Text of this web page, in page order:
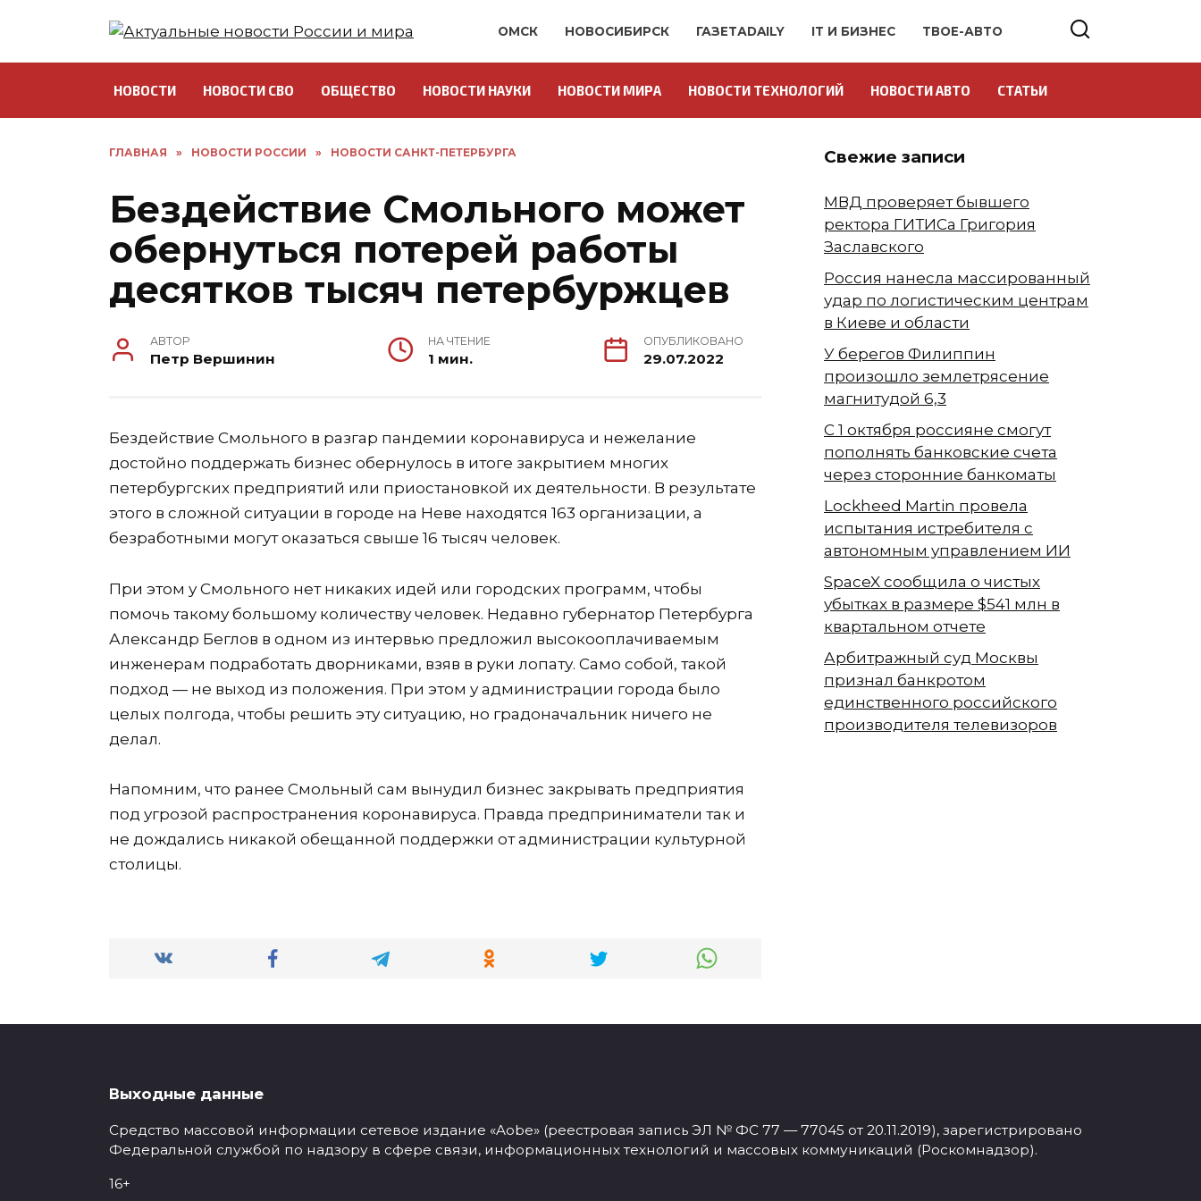
ОМСК НОВОСИБИРСК ГАЗЕТАDAILY IT И БИЗНЕС ТВОЕ-АВТО
НОВОСТИ НОВОСТИ СВО ОБЩЕСТВО НОВОСТИ НАУКИ НОВОСТИ МИРА НОВОСТИ ТЕХНОЛОГИЙ НОВОСТИ АВТО СТАТЬИ
ГЛАВНАЯ » НОВОСТИ РОССИИ » НОВОСТИ САНКТ-ПЕТЕРБУРГА
Бездействие Смольного может
обернуться потерей работы
десятков тысяч петербуржцев
АВТОР
Петр Вершинин
НА ЧТЕНИЕ
1 мин.
ОПУБЛИКОВАНО
29.07.2022
Бездействие Смольного в разгар пандемии коронавируса и нежелание
достойно поддержать бизнес обернулось в итоге закрытием многих
петербургских предприятий или приостановкой их деятельности. В результате
этого в сложной ситуации в городе на Неве находятся 163 организации, а
безработными могут оказаться свыше 16 тысяч человек.
При этом у Смольного нет никаких идей или городских программ, чтобы
помочь такому большому количеству человек. Недавно губернатор Петербурга
Александр Беглов в одном из интервью предложил высокооплачиваемым
инженерам подработать дворниками, взяв в руки лопату. Само собой, такой
подход — не выход из положения. При этом у администрации города было
целых полгода, чтобы решить эту ситуацию, но градоначальник ничего не
делал.
Напомним, что ранее Смольный сам вынудил бизнес закрывать предприятия
под угрозой распространения коронавируса. Правда предприниматели так и
не дождались никакой обещанной поддержки от администрации культурной
столицы.
Свежие записи
МВД проверяет бывшего
ректора ГИТИСа Григория
Заславского
Россия нанесла массированный
удар по логистическим центрам
в Киеве и области
У берегов Филиппин
произошло землетрясение
магнитудой 6,3
С 1 октября россияне смогут
пополнять банковские счета
через сторонние банкоматы
Lockheed Martin провела
испытания истребителя с
автономным управлением ИИ
SpaceX сообщила о чистых
убытках в размере $541 млн в
квартальном отчете
Арбитражный суд Москвы
признал банкротом
единственного российского
производителя телевизоров
Выходные данные
Средство массовой информации сетевое издание «Aobe» (реестровая запись ЭЛ № ФС 77 — 77045 от 20.11.2019), зарегистрировано
Федеральной службой по надзору в сфере связи, информационных технологий и массовых коммуникаций (Роскомнадзор).
16+